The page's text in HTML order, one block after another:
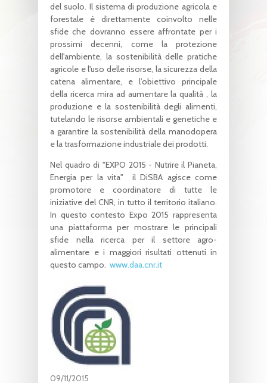
del suolo. Il sistema di produzione agricola e
forestale è direttamente coinvolto nelle
sfide che dovranno essere affrontate per i
prossimi decenni, come la protezione
dell'ambiente, la sostenibilità delle pratiche
agricole e l'uso delle risorse, la sicurezza della
catena alimentare, e l’obiettivo principale
della ricerca mira ad aumentare la qualità , la
produzione e la sostenibilità degli alimenti,
tutelando le risorse ambientali e genetiche e
a garantire la sostenibilità della manodopera
e la trasformazione industriale dei prodotti.
Nel quadro di "EXPO 2015 - Nutrire il Pianeta,
Energia per la vita" il DiSBA agisce come
promotore e coordinatore di tutte le
iniziative del CNR, in tutto il territorio italiano.
In questo contesto Expo 2015 rappresenta
una piattaforma per mostrare le principali
sfide nella ricerca per il settore agro-
alimentare e i maggiori risultati ottenuti in
questo campo. www.daa.cnr.it
09/11/2015